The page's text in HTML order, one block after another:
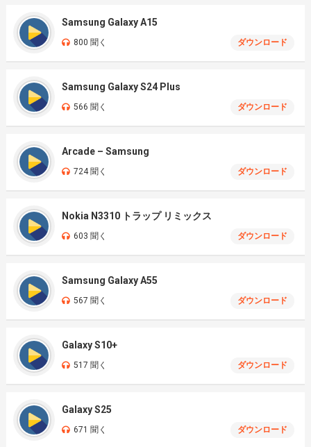
Samsung Galaxy A15
800 聞く ダウンロード
Samsung Galaxy S24 Plus
566 聞く ダウンロード
Arcade – Samsung
724 聞く ダウンロード
Nokia N3310 トラップ リミックス
603 聞く ダウンロード
Samsung Galaxy A55
567 聞く ダウンロード
Galaxy S10+
517 聞く ダウンロード
Galaxy S25
671 聞く ダウンロード